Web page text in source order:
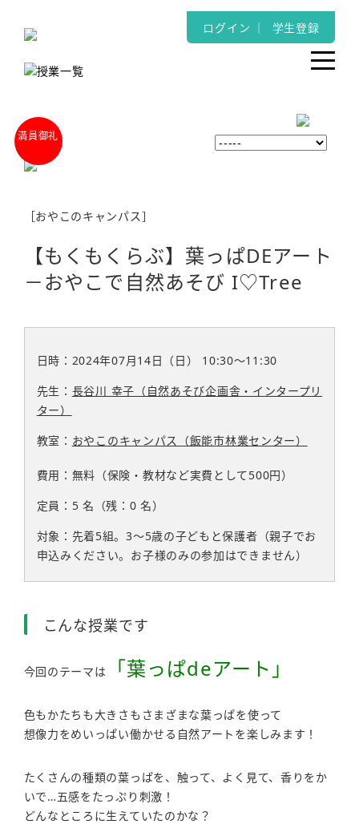
ログイン ｜ 学生登録
［おやこのキャンパス］
【もくもくらぶ】葉っぱDEアート
－おやこで自然あそび I♡Tree
日時：2024年07月14日（日） 10:30〜11:30
先生： 長谷川 幸子（自然あそび企画舎・インタープリ
ター）
教室： おやこのキャンパス（飯能市林業センター）
費用：無料（保険・教材など実費として500円）
定員：5名 （残：0名）
対象：先着5組。3～5歳の子どもと保護者（親子でお
申込みください。お子様のみの参加はできません）
こんな授業です
今回のテーマは 「葉っぱdeアート」
色もかたちも大きさもさまざまな葉っぱを使って
想像力をめいっぱい働かせる自然アートを楽しみます！
たくさんの種類の葉っぱを、触って、よく見て、香りをか
いで…五感をたっぷり刺激！
どんなところに生えていたのかな？